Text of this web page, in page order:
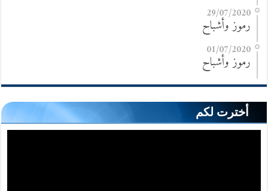
29/07/2020
رموز وأشباح
01/07/2020
رموز وأشباح
أخترت لكم